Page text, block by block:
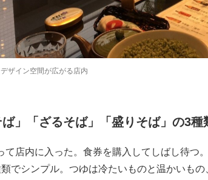
ザイン空間が広がる店内
ば」「ざるそば」「盛りそば」の3種
店内に入った。食券を購入してしばし待つ
でシンプル。つゆは冷たいものと温かいも